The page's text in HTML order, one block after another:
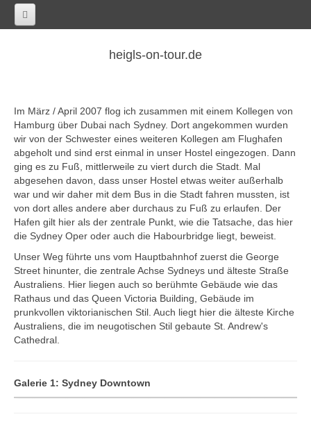
heigls-on-tour.de
Kairo
Marokko
Casablanca
Südafrika
Asien
China
Changchun
Chengdu
Chongqing und Yangtze
Guiyang
Hangzhou
Jinan
Im März / April 2007 flog ich zusammen mit einem Kollegen von
Hamburg über Dubai nach Sydney. Dort angekommen wurden
wir von der Schwester eines weiteren Kollegen am Flughafen
abgeholt und sind erst einmal in unser Hostel eingezogen. Dann
ging es zu Fuß, mittlerweile zu viert durch die Stadt. Mal
abgesehen davon, dass unser Hostel etwas weiter außerhalb
war und wir daher mit dem Bus in die Stadt fahren mussten, ist
von dort alles andere aber durchaus zu Fuß zu erlaufen. Der
Hafen gilt hier als der zentrale Punkt, wie die Tatsache, das hier
die Sydney Oper oder auch die Habourbridge liegt, beweist.
Unser Weg führte uns vom Hauptbahnhof zuerst die George
Street hinunter, die zentrale Achse Sydneys und älteste Straße
Australiens. Hier liegen auch so berühmte Gebäude wie das
Rathaus und das Queen Victoria Building, Gebäude im
prunkvollen viktorianischen Stil. Auch liegt hier die älteste Kirche
Australiens, die im neugotischen Stil gebaute St. Andrew's
Cathedral.
Galerie 1: Sydney Downtown